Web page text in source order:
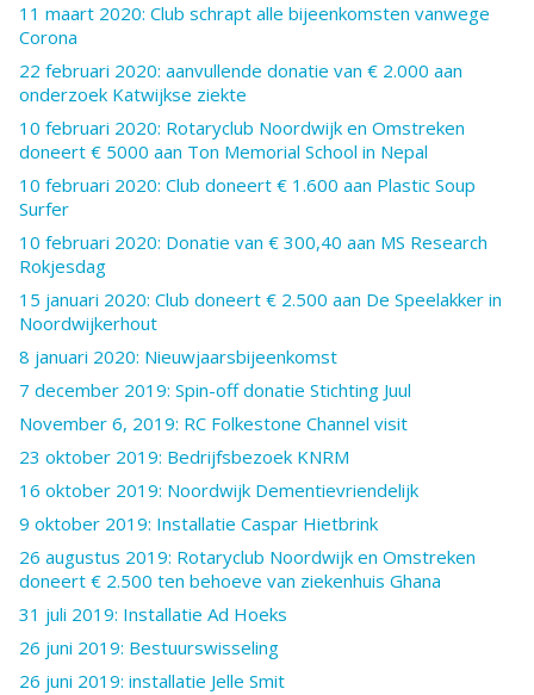
11 maart 2020: Club schrapt alle bijeenkomsten vanwege
Corona
22 februari 2020: aanvullende donatie van € 2.000 aan
onderzoek Katwijkse ziekte
10 februari 2020: Rotaryclub Noordwijk en Omstreken
doneert € 5000 aan Ton Memorial School in Nepal
10 februari 2020: Club doneert € 1.600 aan Plastic Soup
Surfer
10 februari 2020: Donatie van € 300,40 aan MS Research
Rokjesdag
15 januari 2020: Club doneert € 2.500 aan De Speelakker in
Noordwijkerhout
8 januari 2020: Nieuwjaarsbijeenkomst
7 december 2019: Spin-off donatie Stichting Juul
November 6, 2019: RC Folkestone Channel visit
23 oktober 2019: Bedrijfsbezoek KNRM
16 oktober 2019: Noordwijk Dementievriendelijk
9 oktober 2019: Installatie Caspar Hietbrink
26 augustus 2019: Rotaryclub Noordwijk en Omstreken
doneert € 2.500 ten behoeve van ziekenhuis Ghana
31 juli 2019: Installatie Ad Hoeks
26 juni 2019: Bestuurswisseling
26 juni 2019: installatie Jelle Smit